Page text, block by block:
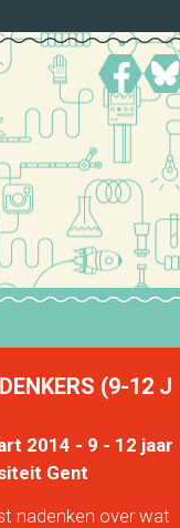
(9-12 J
2014 - 9 - 12 jaar
Gent
nadenken over wat